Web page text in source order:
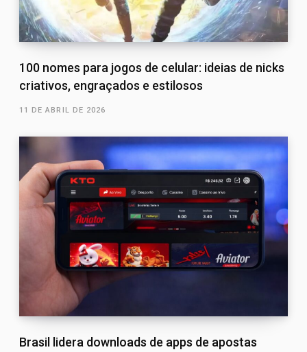
100 nomes para jogos de celular: ideias de nicks
criativos, engraçados e estilosos
11 DE ABRIL DE 2026
Brasil lidera downloads de apps de apostas